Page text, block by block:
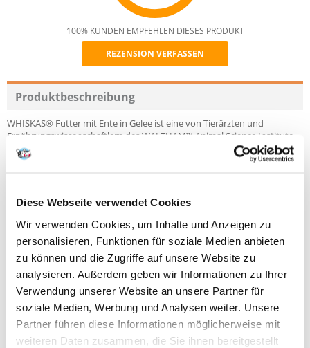
Diese Webseite verwendet Cookies
Wir verwenden Cookies, um Inhalte und Anzeigen zu
personalisieren, Funktionen für soziale Medien anbieten
zu können und die Zugriffe auf unsere Website zu
analysieren. Außerdem geben wir Informationen zu Ihrer
Verwendung unserer Website an unsere Partner für
soziale Medien, Werbung und Analysen weiter. Unsere
Partner führen diese Informationen möglicherweise mit
weiteren Daten zusammen, die Sie ihnen bereitgestellt
Recommend
100% KUNDEN EMPFEHLEN DIESES PRODUKT
REZENSION VERFASSEN
Produktbeschreibung
WHISKAS® Futter mit Ente in Gelee ist eine von Tierärzten und
Ernährungswissenschaftlern des WALTHAM™ Animal Science Institute
entwickelte Rezeptur. Diese komplette, vollwertige Mahlzeit für Katzen
über 1 Jahr enthält wichtige Mineralien, darunter Zink, das für eine
Konservierungsstoffe.
Vorteile der Fütterung von WHISKAS® für Ihre Katze:
Gesunde Haut und gesundes Fell.
Enthält Zink.
Gesunde Harnwege.
Mit der richtigen Menge an Mineralien.
Sie versorgen Ihre Katze mit einer vollständigen und
ausgewogenen Mahlzeit.